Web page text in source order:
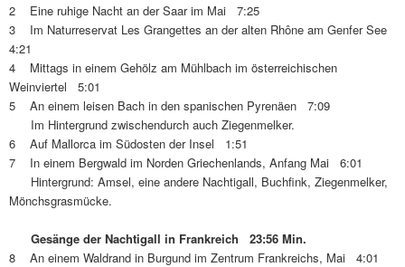
2 Eine ruhige Nacht an der Saar im Mai 7:25
3 Im Naturreservat Les Grangettes an der alten Rhône am Genfer See
4:21
4 Mittags in einem Gehölz am Mühlbach im österreichischen
Weinviertel 5:01
5 An einem leisen Bach in den spanischen Pyrenäen 7:09
Im Hintergrund zwischendurch auch Ziegenmelker.
6 Auf Mallorca im Südosten der Insel 1:51
7 In einem Bergwald im Norden Griechenlands, Anfang Mai 6:01
Hintergrund: Amsel, eine andere Nachtigall, Buchfink, Ziegenmelker,
Mönchsgrasmücke.
Gesänge der Nachtigall in Frankreich 23:56 Min.
8 An einem Waldrand in Burgund im Zentrum Frankreichs, Mai 4:01